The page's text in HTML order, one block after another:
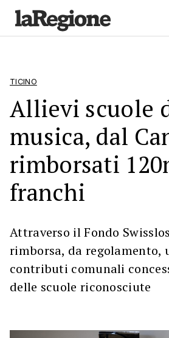
TICINO
Allievi scuole
musica, dal
rimborsati
franchi
Attraverso il Fondo
rimborsa, da regolamento,
contributi comunali
delle scuole riconosciute